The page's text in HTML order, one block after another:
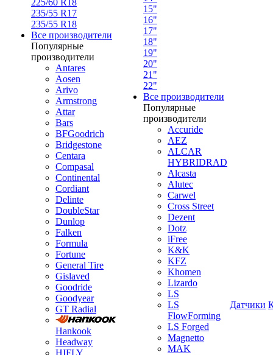
225/60 R18
235/55 R17
235/55 R18
Все производители
Популярные
производители
Antares
Aosen
Arivo
Armstrong
Attar
Bars
BFGoodrich
Bridgestone
Centara
Compasal
Continental
Cordiant
Delinte
DoubleStar
Dunlop
Falken
Formula
Fortune
General Tire
Gislaved
Goodride
Goodyear
GT Radial
Hankook
Headway
HIFLY
15"
16"
17"
18"
19"
20"
21"
22"
Все производители
Популярные
производители
Accuride
AEZ
ALCAR
HYBRIDRAD
Alcasta
Alutec
Carwel
Cross Street
Dezent
Dotz
iFree
K&K
KFZ
Khomen
Lizardo
LS
LS
FlowForming
LS Forged
Magnetto
MAK
Датчики